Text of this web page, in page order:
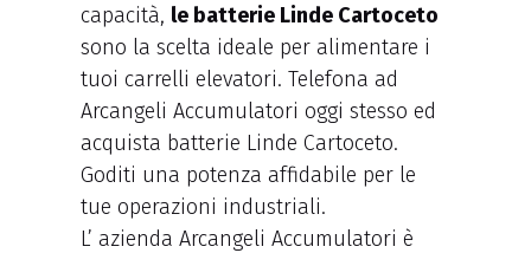
capacità, le batterie Linde Cartoceto
sono la scelta ideale per alimentare i
tuoi carrelli elevatori. Telefona ad
Arcangeli Accumulatori oggi stesso ed
acquista batterie Linde Cartoceto.
Goditi una potenza affidabile per le
tue operazioni industriali.
L’ azienda Arcangeli Accumulatori è